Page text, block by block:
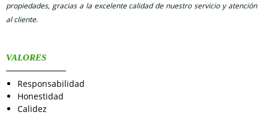
propiedades, gracias a la excelente calidad de nuestro servicio y atención
al cliente.
VALORES
Responsabilidad
Honestidad
Calidez